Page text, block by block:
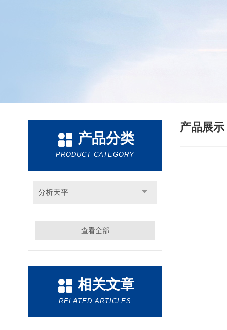
产品分类
PRODUCT CATEGORY
分析天平
查看全部
相关文章
RELATED ARTICLES
产品展示